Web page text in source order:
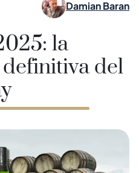
Damian Baran
la
del